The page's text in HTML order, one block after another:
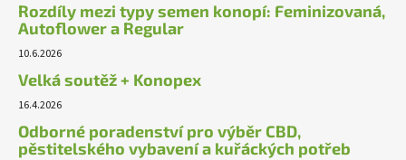
Rozdíly mezi typy semen konopí: Feminizovaná,
Autoflower a Regular
10.6.2026
Velká soutěž + Konopex
16.4.2026
Odborné poradenství pro výběr CBD,
pěstitelského vybavení a kuřáckých potřeb